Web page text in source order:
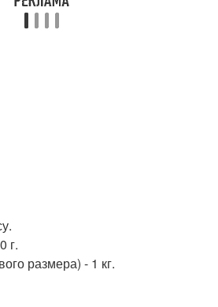
г.
размера) - 1 кг.